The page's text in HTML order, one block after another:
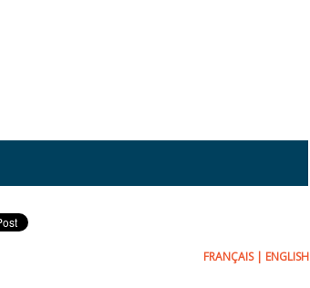
FRANÇAIS| ENGLISH